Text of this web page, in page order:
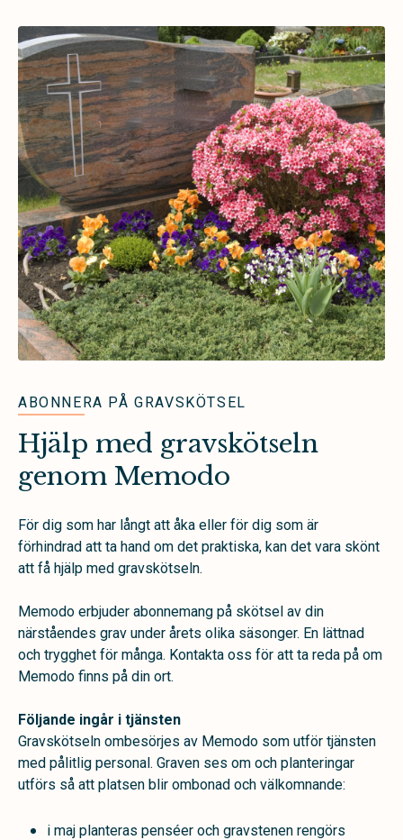
ABONNERA PÅ GRAVSKÖTSEL
Hjälp med gravskötseln
genom Memodo
För dig som har långt att åka eller för dig som är
förhindrad att ta hand om det praktiska, kan det vara skönt
att få hjälp med gravskötseln.
Memodo erbjuder abonnemang på skötsel av din
närståendes grav under årets olika säsonger. En lättnad
och trygghet för många. Kontakta oss för att ta reda på om
Memodo finns på din ort.
Följande ingår i tjänsten
Gravskötseln ombesörjes av Memodo som utför tjänsten
med pålitlig personal. Graven ses om och planteringar
utförs så att platsen blir ombonad och välkomnande:
i maj planteras penséer och gravstenen rengörs